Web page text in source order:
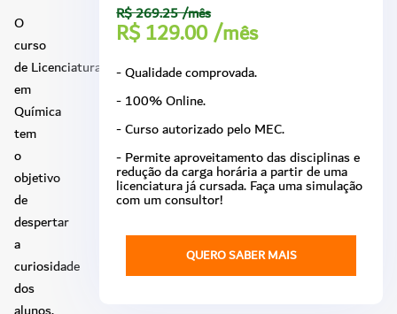
O
curso
de Licenciatura
em
Química
tem
o
objetivo
de
despertar
a
curiosidade
dos
R$ 269.25 /mês
R$ 129.00 /mês
- Qualidade comprovada.
- 100% Online.
- Curso autorizado pelo MEC.
- Permite aproveitamento das disciplinas e
redução da carga horária a partir de uma
licenciatura já cursada. Faça uma simulação
com um consultor!
QUERO SABER MAIS